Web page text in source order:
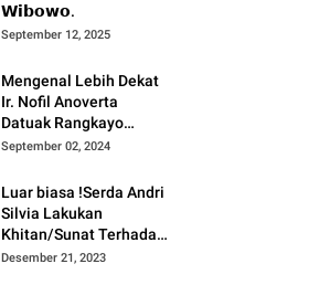
𝗪𝗶𝗯𝗼𝘄𝗼.
September 12, 2025
Mengenal Lebih Dekat
Ir. Nofil Anoverta
Datuak Rangkayo
Batuah Cawako
September 02, 2024
Luar biasa !Serda Andri
Silvia Lakukan
Khitan/Sunat Terhadap
Anak Warga Binaannya
Desember 21, 2023